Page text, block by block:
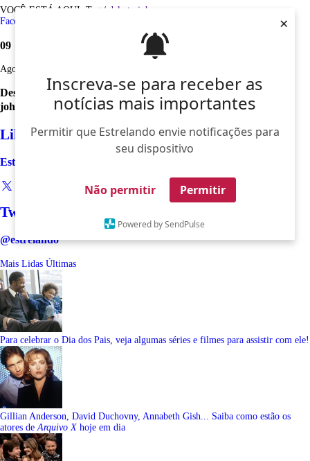
Inscreva-se para receber as
notícias mais importantes
Permitir que Estrelando envie notificações para
seu dispositivo
Não permitir Permitir
Powered by SendPulse
×
VOCÊ ESTÁ AQUI: Tag / dakota-johnson
Facebook
09
Ago
Desculpe, não foi encontrado nenhum registro sobre: dakota-
johnson
Like
Estrelando
Twitter
@estrelando
Mais Lidas Últimas
Para celebrar o Dia dos Pais, veja algumas séries e filmes para assistir com ele!
Gillian Anderson, David Duchovny, Annabeth Gish... Saiba como estão os
atores de Arquivo X hoje em dia